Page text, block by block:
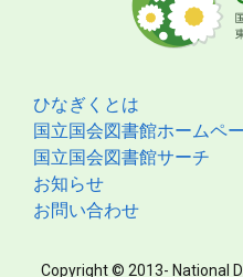
ひなぎくとは
国立国会図書館ホームペ
国立国会図書館サーチ
お知らせ
お問い合わせ
Copyright © 2013- National